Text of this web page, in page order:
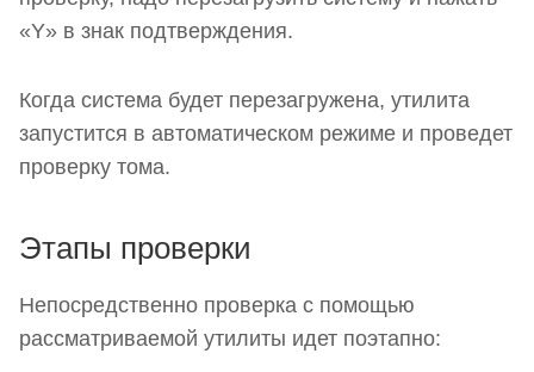
«Y» в знак подтверждения.
Когда система будет перезагружена, утилита
запустится в автоматическом режиме и проведет
проверку тома.
Этапы проверки
Непосредственно проверка с помощью
рассматриваемой утилиты идет поэтапно: